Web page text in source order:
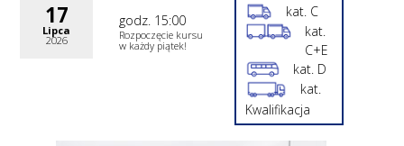
17
Lipca
2026
godz. 15:00
Rozpoczęcie kursu
w każdy piątek!
kat. C
kat.
C+E
kat. D
kat.
Kwalifikacja